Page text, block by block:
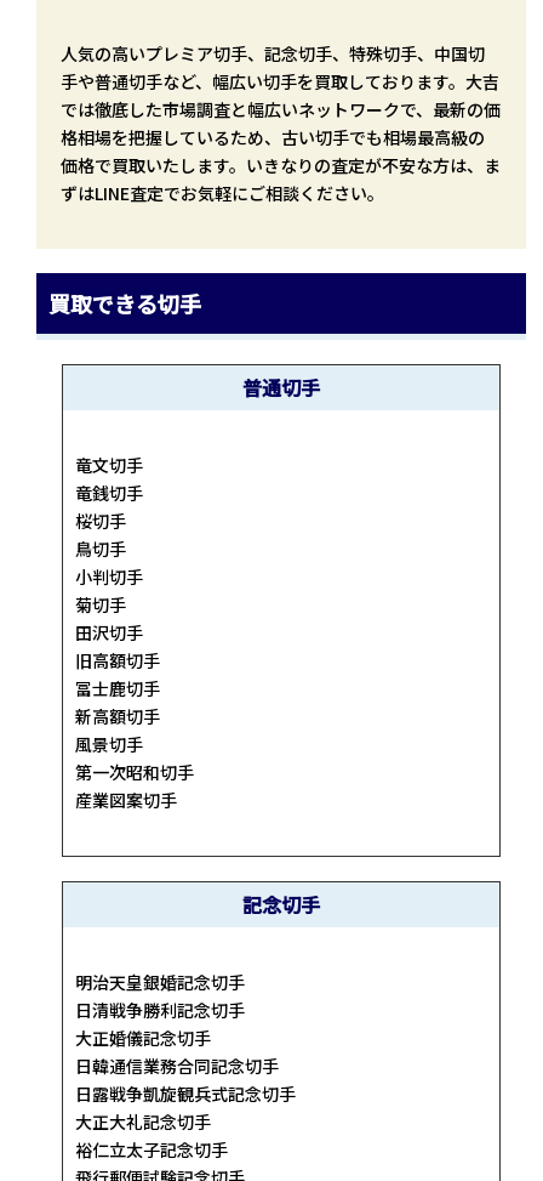
人気の高いプレミア切手、記念切手、特殊切手、中国切
手や普通切手など、幅広い切手を買取しております。大吉
では徹底した市場調査と幅広いネットワークで、最新の価
格相場を把握しているため、古い切手でも相場最高級の
価格で買取いたします。いきなりの査定が不安な方は、ま
ずはLINE査定でお気軽にご相談ください。
買取できる切手
普通切手
竜文切手
竜銭切手
桜切手
鳥切手
小判切手
菊切手
田沢切手
旧高額切手
冨士鹿切手
新高額切手
風景切手
第一次昭和切手
産業図案切手
記念切手
明治天皇銀婚記念切手
日清戦争勝利記念切手
大正婚儀記念切手
日韓通信業務合同記念切手
日露戦争凱旋観兵式記念切手
大正大礼記念切手
裕仁立太子記念切手